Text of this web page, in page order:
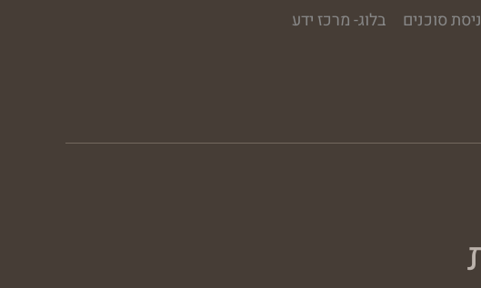
סוכנים בלוג- מרכז ידע